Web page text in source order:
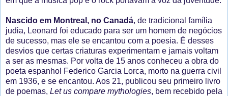
Nascido em Montreal, no Canadá, de tradicional família
judia, Leonard foi educado para ser um homem de negócios
de sucesso, mas ele se encantou com a poesia. É desses
desvios que certas criaturas experimentam e jamais voltam
a ser as mesmas. Por volta de 15 anos conheceu a obra do
poeta espanhol Federico Garcia Lorca, morto na guerra civil
em 1936, e se encantou. Aos 21, publicou seu primeiro livro
de poemas, Let us compare mythologies, bem recebido pela